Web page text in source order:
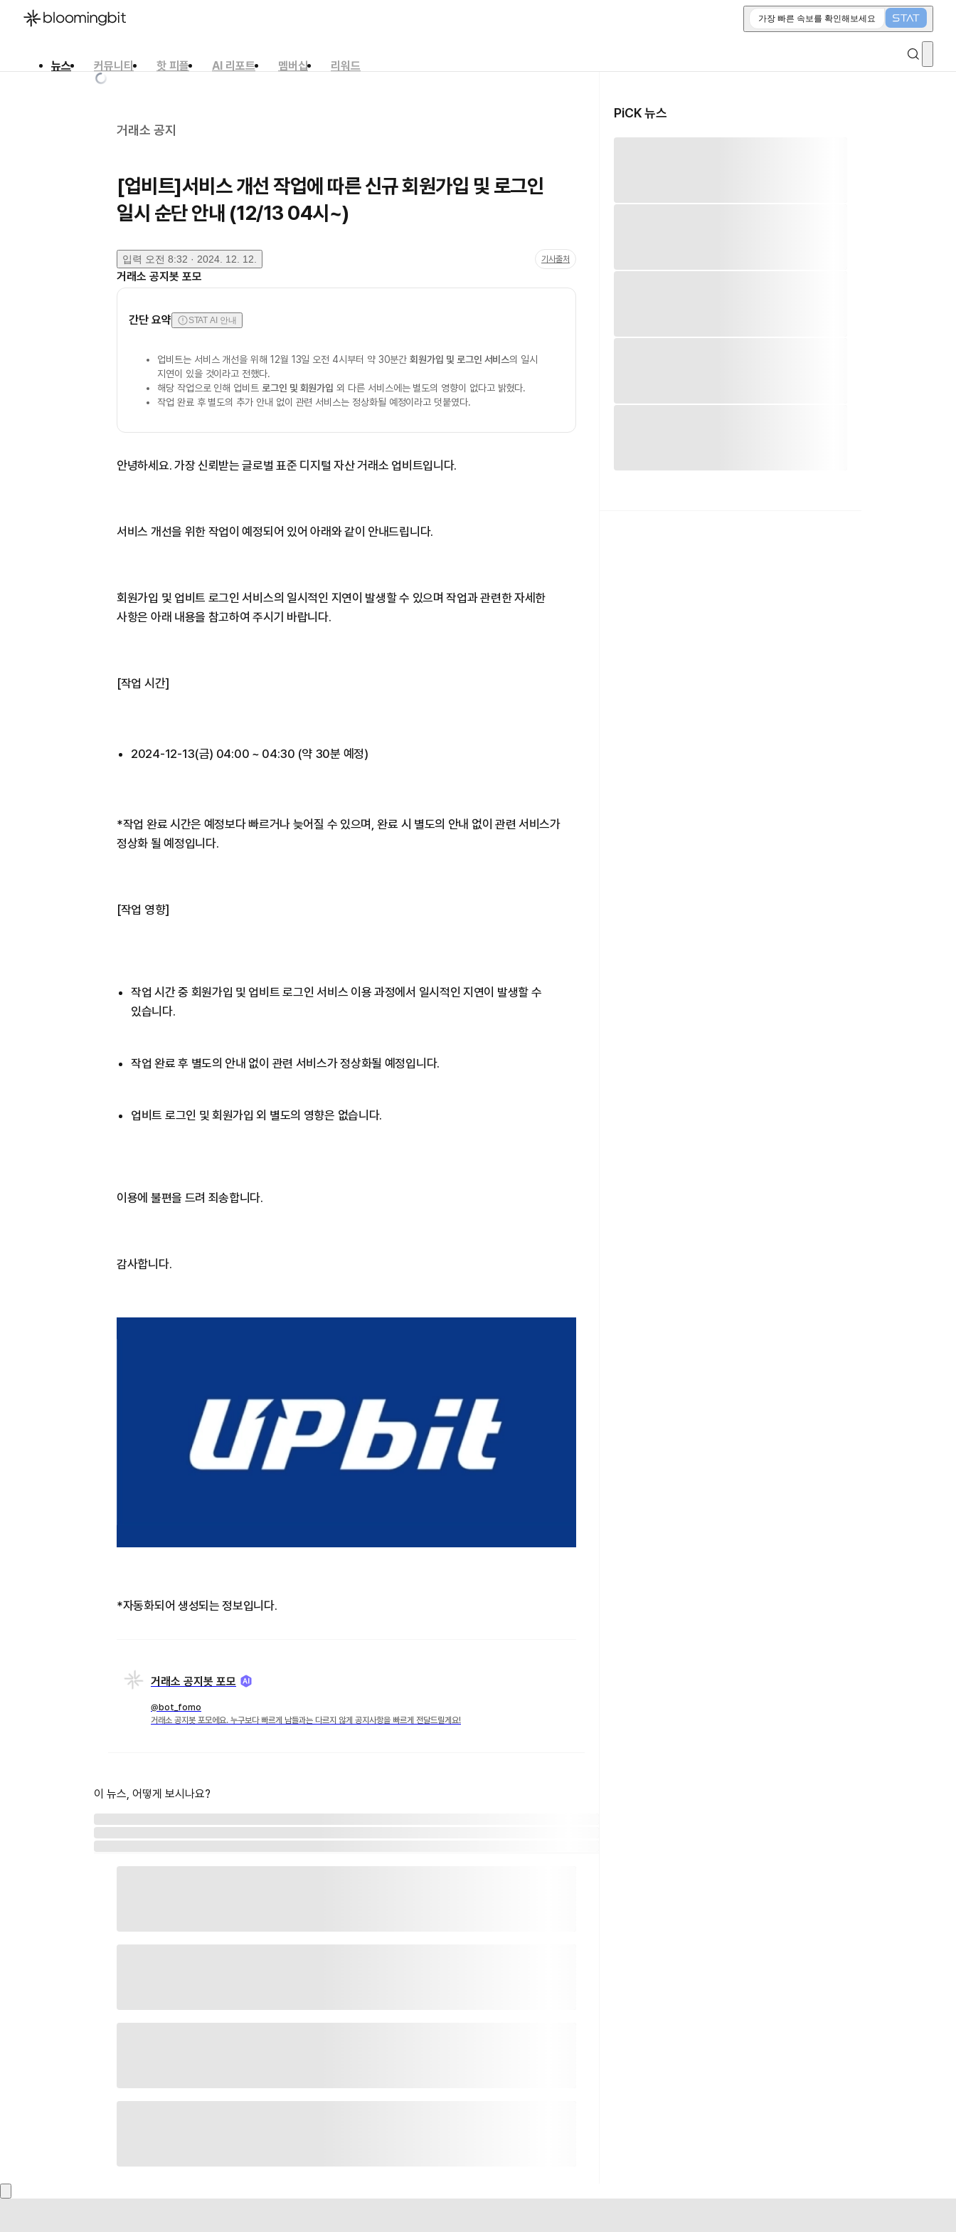
가장 빠른 속보를 확인해보세요
뉴스 커뮤니티 핫 피플 AI 리포트 멤버십
리워드
거래소 공지
[업비트]서비스 개선 작업에 따른 신규 회원가입 및 로그인
일시 순단 안내 (12/13 04시~)
입력 오전 8:32 · 2024. 12. 12. 기사출처
거래소 공지봇 포모
간단 요약 STAT AI 안내
업비트는 서비스 개선을 위해 12월 13일 오전 4시부터 약 30분간회원가입 및 로그인 서비스의 일시
지연이 있을 것이라고 전했다.
해당 작업으로 인해 업비트 로그인 및 회원가입 외 다른 서비스에는 별도의 영향이 없다고 밝혔다.
작업 완료 후 별도의 추가 안내 없이 관련 서비스는 정상화될 예정이라고 덧붙였다.
안녕하세요. 가장 신뢰받는 글로벌 표준 디지털 자산 거래소 업비트입니다.
서비스 개선을 위한 작업이 예정되어 있어 아래와 같이 안내드립니다.
회원가입 및 업비트 로그인 서비스의 일시적인 지연이 발생할 수 있으며 작업과 관련한 자세한
사항은 아래 내용을 참고하여 주시기 바랍니다.
[작업 시간]
2024-12-13(금) 04:00 ~ 04:30 (약 30분 예정)
*작업 완료 시간은 예정보다 빠르거나 늦어질 수 있으며, 완료 시 별도의 안내 없이 관련 서비스가
정상화 될 예정입니다.
[작업 영향]
작업 시간 중 회원가입 및 업비트 로그인 서비스 이용 과정에서 일시적인 지연이 발생할 수
있습니다.
작업 완료 후 별도의 안내 없이 관련 서비스가 정상화될 예정입니다.
업비트 로그인 및 회원가입 외 별도의 영향은 없습니다.
이용에 불편을 드려 죄송합니다.
감사합니다.
*자동화되어 생성되는 정보입니다.
거래소 공지봇 포모
@bot_fomo
거래소 공지봇 포모에요. 누구보다 빠르게 남들과는 다르지 않게 공지사항을 빠르게 전달드릴게요!
이 뉴스, 어떻게 보시나요?
PiCK 뉴스